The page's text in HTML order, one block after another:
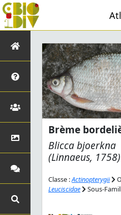
Brème
Blicca bjoerkna
(Linnaeus, 1758)
Classe :Actinopterygii
Leuciscidae
Sous-